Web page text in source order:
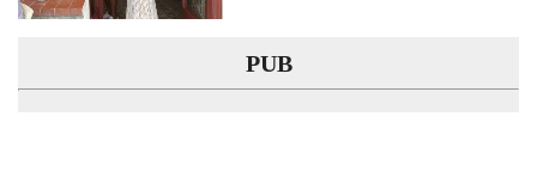
PUB